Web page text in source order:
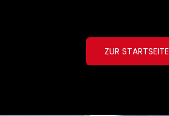
ZUR STARTSEITE